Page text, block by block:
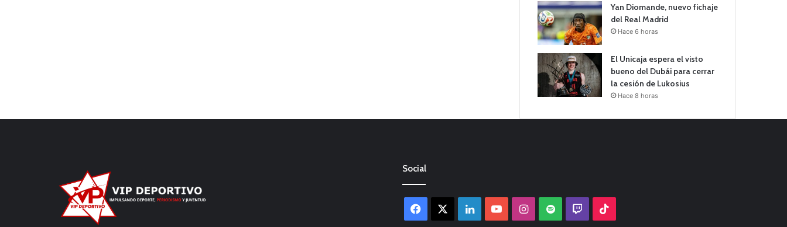
Yan Diomande, nuevo fichaje
del Real Madrid
Hace 6 horas
El Unicaja espera el visto
bueno del Dubái para cerrar
la cesión de Lukosius
Hace 8 horas
Social
Facebook LinkedInYouTubeInstagram
Spotify Twitch